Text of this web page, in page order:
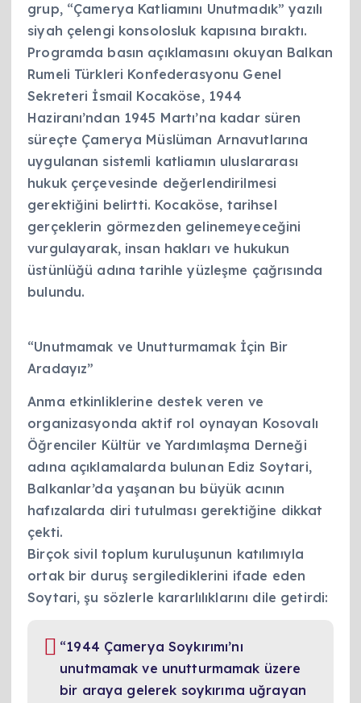
grup, “Çamerya Katliamını Unutmadık” yazılı
siyah çelengi konsolosluk kapısına bıraktı.
Programda basın açıklamasını okuyan Balkan
Rumeli Türkleri Konfederasyonu Genel
Sekreteri İsmail Kocaköse, 1944
Haziranı’ndan 1945 Martı’na kadar süren
süreçte Çamerya Müslüman Arnavutlarına
uygulanan sistemli katliamın uluslararası
hukuk çerçevesinde değerlendirilmesi
gerektiğini belirtti. Kocaköse, tarihsel
gerçeklerin görmezden gelinemeyeceğini
vurgulayarak, insan hakları ve hukukun
üstünlüğü adına tarihle yüzleşme çağrısında
bulundu.
“Unutmamak ve Unutturmamak İçin Bir
Aradayız”
Anma etkinliklerine destek veren ve
organizasyonda aktif rol oynayan Kosovalı
Öğrenciler Kültür ve Yardımlaşma Derneği
adına açıklamalarda bulunan Ediz Soytari,
Balkanlar’da yaşanan bu büyük acının
hafızalarda diri tutulması gerektiğine dikkat
çekti.
Birçok sivil toplum kuruluşunun katılımıyla
ortak bir duruş sergilediklerini ifade eden
Soytari, şu sözlerle kararlılıklarını dile getirdi:
“1944 Çamerya Soykırımı’nı
unutmamak ve unutturmamak üzere
bir araya gelerek soykırıma uğrayan